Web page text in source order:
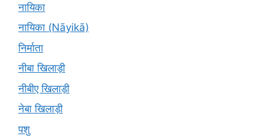
नायिका
नायिका (Nāyikā)
निर्माता
नीबा खिलाड़ी
नीबीए खिलाड़ी
नेबा खिलाड़ी
पशु